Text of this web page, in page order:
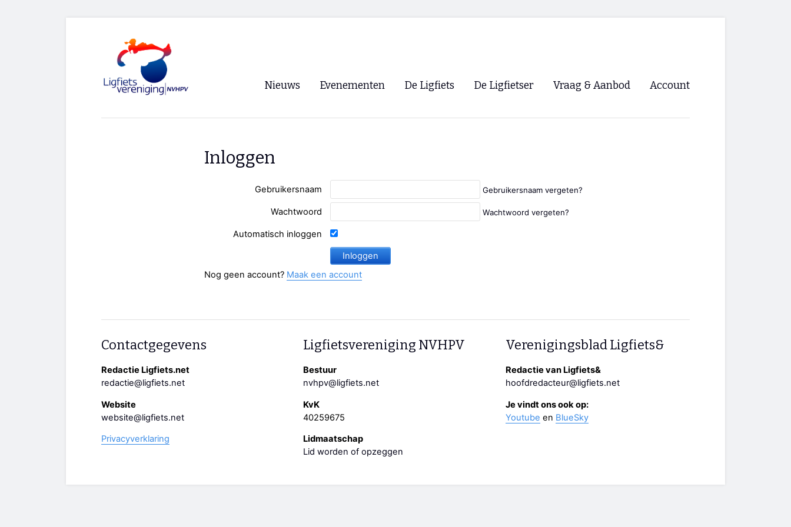
Nieuws Evenementen
Paastreffen
Oliebollentocht
De Ligfiets De Ligfietser
Lokale Fietsverenigingen
Vraag & Aanbod Account
Inloggen
Gebruikersnaam Gebruikersnaam vergeten?
Wachtwoord Wachtwoord vergeten?
Automatisch inloggen
Nog geen account? Maak een account
Contactgegevens
Redactie Ligfiets.net
redactie@ligfiets.net
Website
website@ligfiets.net
Privacyverklaring
Ligfietsvereniging NVHPV
Bestuur
nvhpv@ligfiets.net
KvK
40259675
Lidmaatschap
Lid worden of opzeggen
Verenigingsblad Ligfiets&
Redactie van Ligfiets&
hoofdredacteur@ligfiets.net
Je vindt ons ook op:
Youtube en BlueSky